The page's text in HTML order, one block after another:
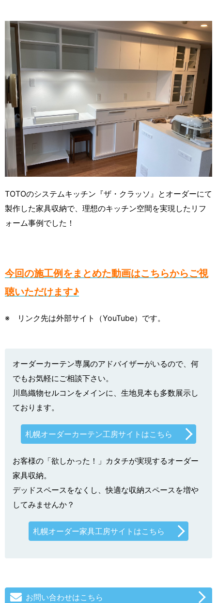
TOTOのシステムキッチン『ザ・クラッソ』とオーダーにて
製作した家具収納で、理想のキッチン空間を実現したリフ
ォーム事例でした！
今回の施工例をまとめた動画はこちらからご視
聴いただけます♪
※ リンク先は外部サイト（YouTube）です。
オーダーカーテン専属のアドバイザーがいるので、何
でもお気軽にご相談下さい。
川島織物セルコンをメインに、生地見本も多数展示し
ております。
札幌オーダーカーテン工房サイトはこちら
お客様の「欲しかった！」カタチが実現するオーダー
家具収納。
デッドスペースをなくし、快適な収納スペースを増や
してみませんか？
札幌オーダー家具工房サイトはこちら
お問い合わせはこちら